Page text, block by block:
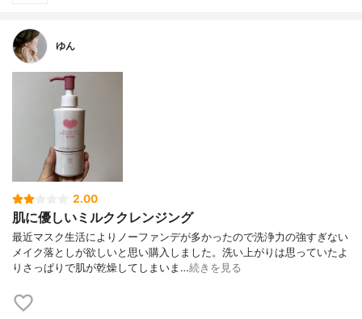
ゆん
2.00
肌に優しいミルククレンジング
最近マスク生活によりノーファンデが多かったので洗浄力の強すぎない
メイク落としが欲しいと思い購入しました。洗い上がりは思っていたよ
りさっぱりで肌が乾燥してしまいま…続きを見る